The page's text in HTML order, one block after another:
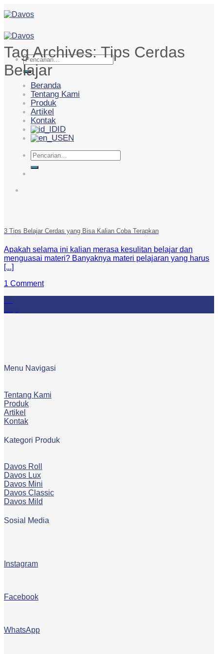
to
Pencarian
untuk:
Beranda
Tentang Kami
Produk
Artikel
Kontak
ID
EN
Pencarian
untuk:
Tag Archives:Tips Cerdas
Belajar
3 Tips Belajar Cerdas yang Bisa Kalian Coba Terapkan
Apakah selama ini kalian merasa kesulitan belajar dan
menguasai materi? Banyaknya materi pelajaran yang harus
[...]
1 Comment
Menu Navigasi
Tentang Kami
Produk
Artikel
Kontak
Kategori Produk
Davos Roll
Davos Lux
Davos Mini
Davos Classic
Davos Mild
Sosial Media
Instagram
Facebook
WhatsApp